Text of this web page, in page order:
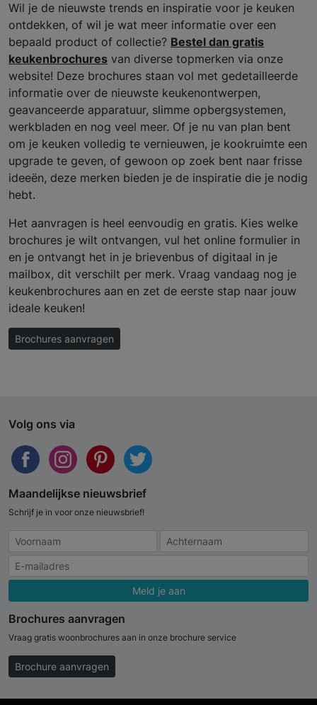
Wil je de nieuwste trends en inspiratie voor je keuken
ontdekken, of wil je wat meer informatie over een
bepaald product of collectie? Bestel dan gratis
keukenbrochures van diverse topmerken via onze
website! Deze brochures staan vol met gedetailleerde
informatie over de nieuwste keukenontwerpen,
geavanceerde apparatuur, slimme opbergsystemen,
werkbladen en nog veel meer. Of je nu van plan bent
om je keuken volledig te vernieuwen, je kookruimte een
upgrade te geven, of gewoon op zoek bent naar frisse
ideeën, deze merken bieden je de inspiratie die je nodig
hebt.
Het aanvragen is heel eenvoudig en gratis. Kies welke
brochures je wilt ontvangen, vul het online formulier in
en je ontvangt het in je brievenbus of digitaal in je
mailbox, dit verschilt per merk. Vraag vandaag nog je
keukenbrochures aan en zet de eerste stap naar jouw
ideale keuken!
Brochures aanvragen
Volg ons via
Maandelijkse nieuwsbrief
Schrijf je in voor onze nieuwsbrief!
Meld je aan
Brochures aanvragen
Vraag gratis woonbrochures aan in onze brochure service
Brochure aanvragen